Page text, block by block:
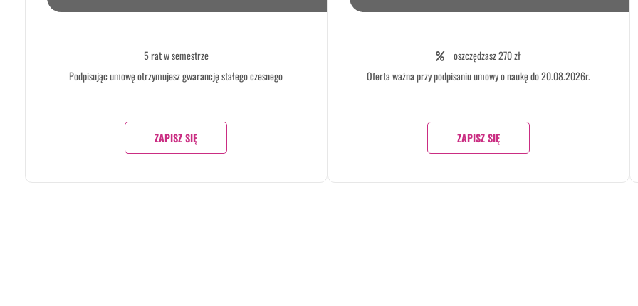
5 rat w semestrze
Podpisując umowę otrzymujesz gwarancję stałego czesnego
ZAPISZ SIĘ
oszczędzasz 270 zł
Oferta ważna przy podpisaniu umowy o naukę do 20.08.2026r.
ZAPISZ SIĘ